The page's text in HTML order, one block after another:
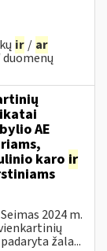
ir / ar
AE
karo ir
2024 m.
žala...